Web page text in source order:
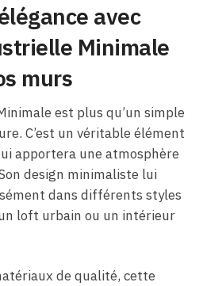
avec
Minimale
murs
est plus qu’un simple
C’est un véritable élément
apportera une atmosphère
design minimaliste lui
dans différents styles
loft urbain ou un intérieur
de qualité, cette